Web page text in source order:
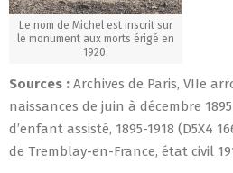
Le nom de Michel est inscrit sur
le monument aux morts érigé en
1920.
Sources : Archives de Paris, VIIe
naissances de juin à décembre
d’enfant assisté, 1895-1918 (D5X4
de Tremblay-en-France, état civil